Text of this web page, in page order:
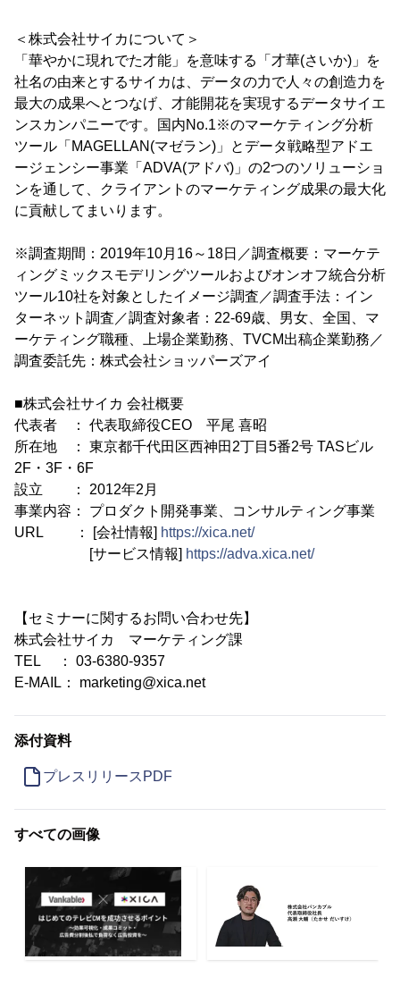
＜株式会社サイカについて＞
「華やかに現れでた才能」を意味する「才華(さいか)」を
社名の由来とするサイカは、データの力で人々の創造力を
最大の成果へとつなげ、才能開花を実現するデータサイエ
ンスカンパニーです。国内No.1※のマーケティング分析
ツール「MAGELLAN(マゼラン)」とデータ戦略型アドエ
ージェンシー事業「ADVA(アドバ)」の2つのソリューショ
ンを通して、クライアントのマーケティング成果の最大化
に貢献してまいります。
※調査期間：2019年10月16～18日／調査概要：マーケテ
ィングミックスモデリングツールおよびオンオフ統合分析
ツール10社を対象としたイメージ調査／調査手法：イン
ターネット調査／調査対象者：22-69歳、男女、全国、マ
ーケティング職種、上場企業勤務、TVCM出稿企業勤務／
調査委託先：株式会社ショッパーズアイ
■株式会社サイカ 会社概要
代表者 ： 代表取締役CEO 平尾 喜昭
所在地 ： 東京都千代田区西神田2丁目5番2号 TASビル
2F・3F・6F
設立 ： 2012年2月
事業内容： プロダクト開発事業、コンサルティング事業
URL ： [会社情報] https://xica.net/
[サービス情報] https://adva.xica.net/
【セミナーに関するお問い合わせ先】
株式会社サイカ マーケティング課
TEL ： 03-6380-9357
E-MAIL： marketing@xica.net
添付資料
プレスリリースPDF
すべての画像